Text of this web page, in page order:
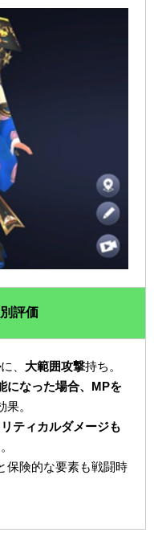
評価
に、 大範囲攻撃持ち。
になった場合、MPを
果。
ティカルダメージも
保険的な要素も戦闘時